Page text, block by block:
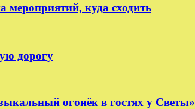
мероприятий, куда сходить
дорогу
огонёк в гостях у Светы»